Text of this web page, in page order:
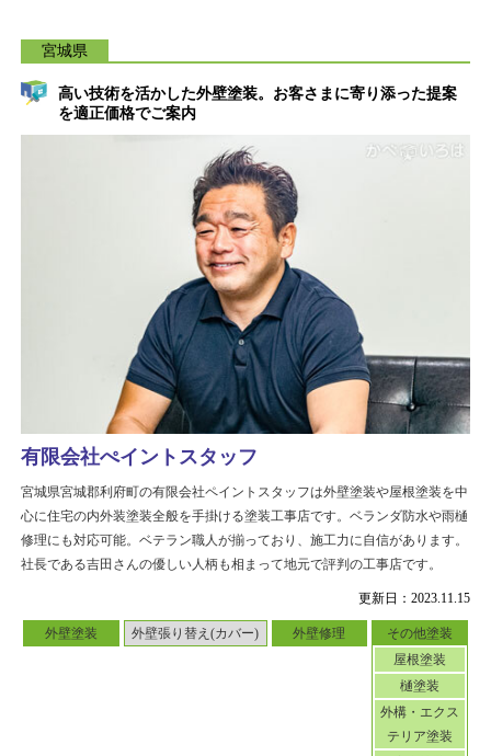
宮城県
高い技術を活かした外壁塗装。お客さまに寄り添った提案
を適正価格でご案内
更新日：2023.11.15
外壁塗装 外壁張り替え(カバー) 外壁修理
その他塗装
屋根塗装
樋塗装
外構・エクス
テリア塗装
有限会社ぺイントスタッフ
宮城県宮城郡利府町の有限会社ペイントスタッフは外壁塗装や屋根塗装を中
心に住宅の内外装塗装全般を手掛ける塗装工事店です。ベランダ防水や雨樋
修理にも対応可能。ベテラン職人が揃っており、施工力に自信があります。
社長である吉田さんの優しい人柄も相まって地元で評判の工事店です。